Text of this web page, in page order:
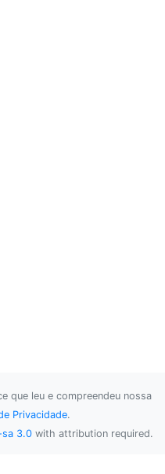
que leu e compreendeu nossa
Privacidade.
3.0 with attribution required.